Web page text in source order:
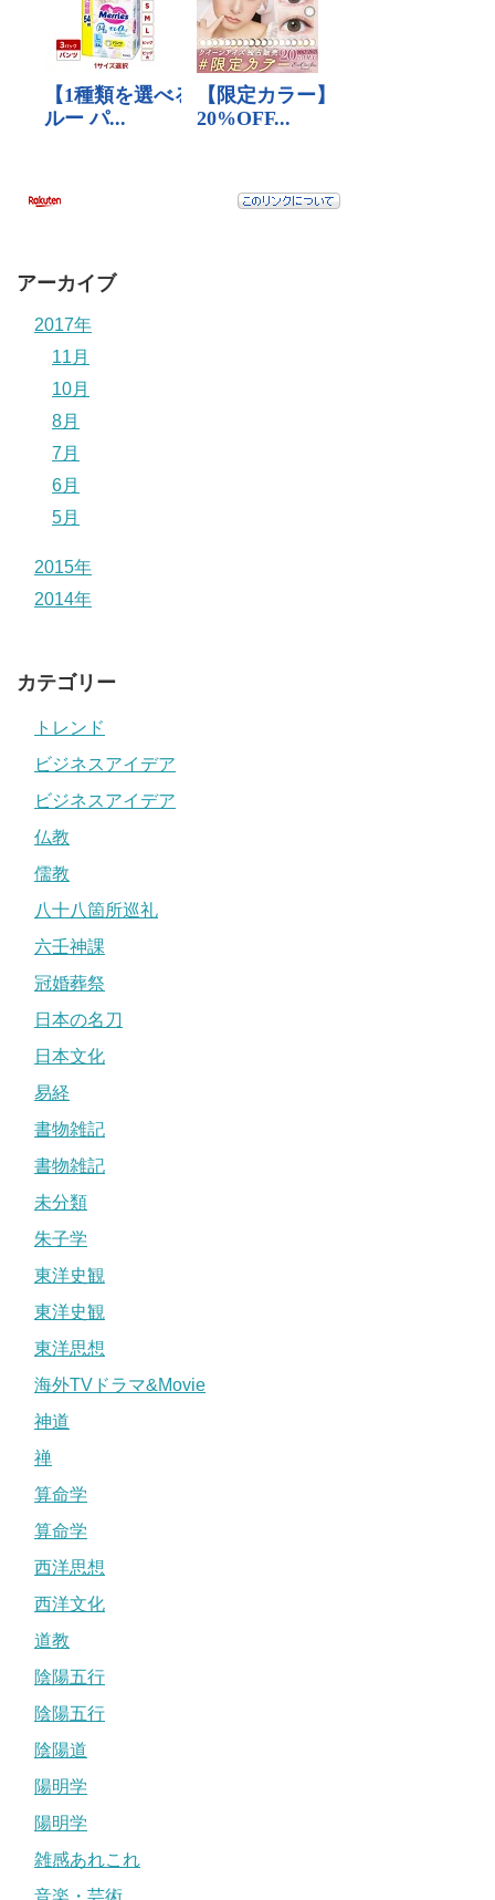
アーカイブ
2017年
11月
10月
8月
7月
6月
5月
2015年
2014年
カテゴリー
トレンド
ビジネスアイデア
ビジネスアイデア
仏教
儒教
八十八箇所巡礼
六壬神課
冠婚葬祭
日本の名刀
日本文化
易経
書物雑記
書物雑記
未分類
朱子学
東洋史観
東洋史観
東洋思想
海外TVドラマ&Movie
神道
禅
算命学
算命学
西洋思想
西洋文化
道教
陰陽五行
陰陽五行
陰陽道
陽明学
陽明学
雑感あれこれ
音楽・芸術